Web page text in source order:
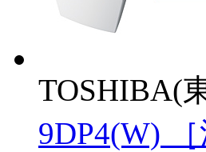
TOSHIBA(
9DP4(W)